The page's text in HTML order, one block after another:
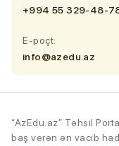
+994 55 329-48-
E-poçt:
info@azedu.az
“AzEdu.az” Təhsil
baş verən ən vacib